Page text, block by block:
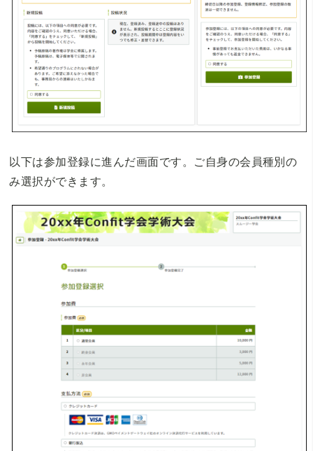
以下は参加登録に進んだ画面です。ご自身の会員種別の
み選択ができます。